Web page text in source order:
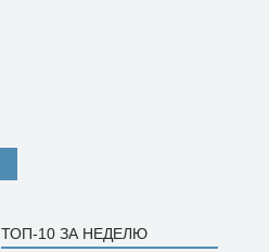
ТОП-10 ЗА НЕДЕЛЮ